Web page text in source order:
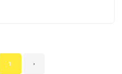
1 ›